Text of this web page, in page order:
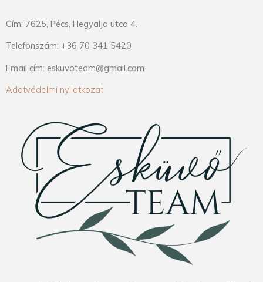
Cím: 7625, Pécs, Hegyalja utca 4.
Telefonszám: +36 70 341 5420
Email cím: eskuvoteam@gmail.com
Adatvédelmi nyilatkozat